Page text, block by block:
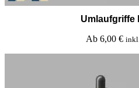
Umlaufgriffe
Ab 6,00 €